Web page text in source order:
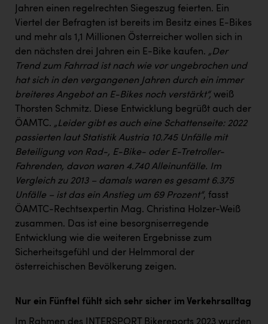
Jahren einen regelrechten Siegeszug feierten. Ein
Viertel der Befragten ist bereits im Besitz eines E-Bikes
und mehr als 1,1 Millionen Österreicher wollen sich in
den nächsten drei Jahren ein E-Bike kaufen. „Der
Trend zum Fahrrad ist nach wie vor ungebrochen und
hat sich in den vergangenen Jahren durch ein immer
breiteres Angebot an E-Bikes noch verstärkt“, weiß
Thorsten Schmitz. Diese Entwicklung begrüßt auch der
ÖAMTC. „Leider gibt es auch eine Schattenseite: 2022
passierten laut Statistik Austria 10.745 Unfälle mit
Beteiligung von Rad-, E-Bike- oder E-Tretroller-
Fahrenden, davon waren 4.740 Alleinunfälle. Im
Vergleich zu 2013 – damals waren es gesamt 6.375
Unfälle – ist das ein Anstieg um 69 Prozent“, fasst
ÖAMTC-Rechtsexpertin Mag. Christina Holzer-Weiß
zusammen. Das ist eine besorgniserregende
Entwicklung wie die weiteren Ergebnisse zum
Sicherheitsgefühl und der Helmmoral der
österreichischen Bevölkerung zeigen.
Nur ein Fünftel fühlt sich sehr sicher im Verkehrsalltag
Im Rahmen des INTERSPORT Bikereports 2023 wurden